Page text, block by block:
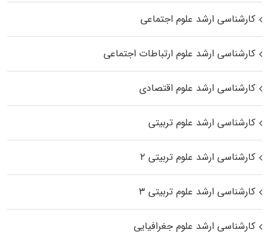
کارشناسی ارشد علوم اجتماعی
کارشناسی ارشد علوم ارتباطات اجتماعی
کارشناسی ارشد علوم اقتصادی
کارشناسی ارشد علوم تربیتی
کارشناسی ارشد علوم تربیتی ۲
کارشناسی ارشد علوم تربیتی ۳
کارشناسی ارشد علوم جغرافیایی